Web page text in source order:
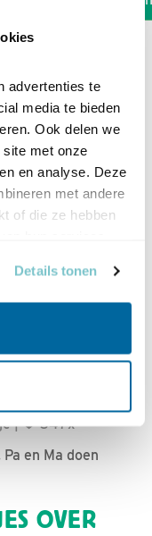
advertenties te
media te bieden
Ook delen we
met onze
en analyse. Deze
met andere
of die ze hebben
Details tonen
|
347x
en Ma doen
OVER